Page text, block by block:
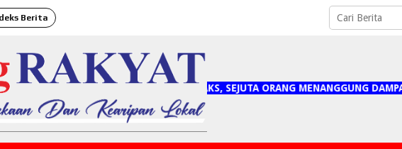
Berita
"SATU JARI MENYEBARKAN HOAKS, SEJUTA ORANG MENANGGUNG DAMPAKNYA"